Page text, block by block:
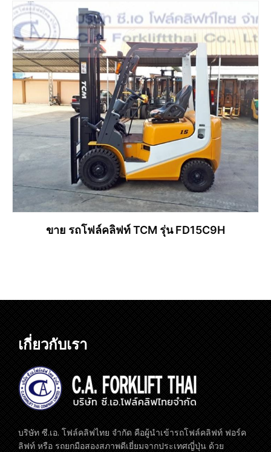
อ่านเพิ่ม
ขาย รถโฟล์คลิฟท์ TCM รุ่น FD15C9H
เกี่ยวกับเรา
บริษัท ซี.เอ. โฟล์คลิฟไทย จำกัด คือผู้นำเข้ารถโฟล์คลิฟท์ ฟอร์ค
ลิฟท์ หรือ รถยกมือสองสภาพดีเยี่ยมจากประเทศญี่ปุ่น ด้วย